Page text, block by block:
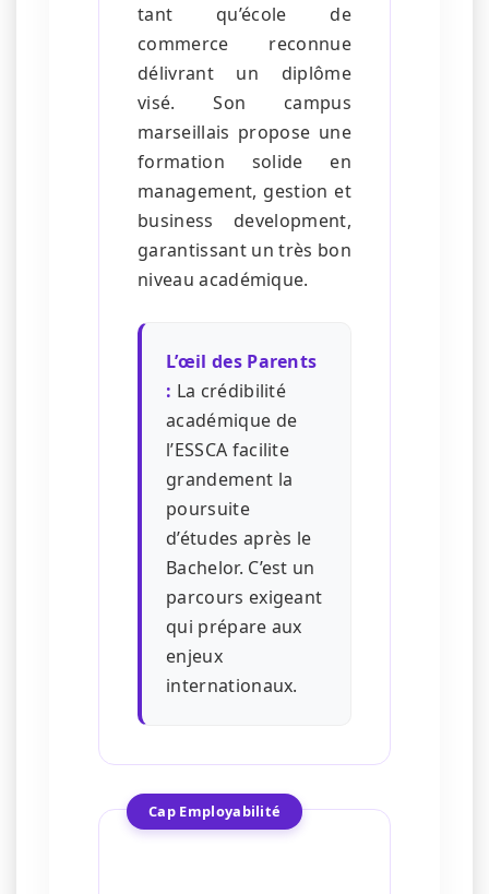
tant qu’école de
commerce reconnue
délivrant un diplôme
visé. Son campus
marseillais propose une
formation solide en
management, gestion et
business development,
garantissant un très bon
niveau académique.
L’œil des Parents
: La crédibilité
académique de
l’ESSCA facilite
grandement la
poursuite
d’études après le
Bachelor. C’est un
parcours exigeant
qui prépare aux
enjeux
internationaux.
Cap Employabilité